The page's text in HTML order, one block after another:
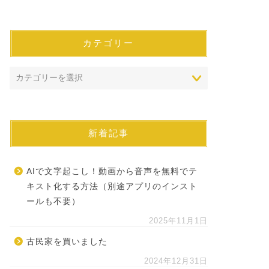
カテゴリー
新着記事
AIで文字起こし！動画から音声を無料でテ
キスト化する方法（別途アプリのインスト
ールも不要）
2025年11月1日
古民家を買いました
2024年12月31日